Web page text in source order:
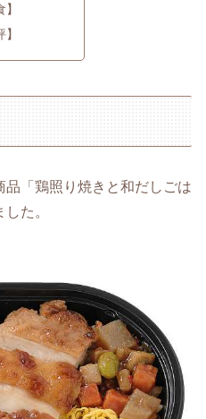
】
】
「鶏照り焼きと和だしごは
た。